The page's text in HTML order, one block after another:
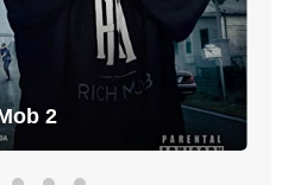
2